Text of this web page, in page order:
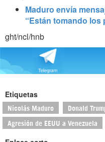
Maduro envía
“Están tomando los
ght/ncl/hnb
Etiquetas
Nicolás Maduro Donald
Agresión de EEUU a Venezuela